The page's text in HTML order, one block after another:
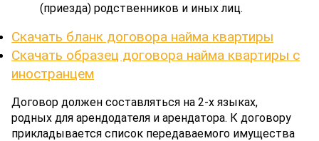
(приезда) родственников и иных лиц.
Скачать бланк договора найма квартиры
Скачать образец договора найма квартиры с
иностранцем
Договор должен составляться на 2-х языках,
родных для арендодателя и арендатора. К договору
прикладывается список передаваемого имущества